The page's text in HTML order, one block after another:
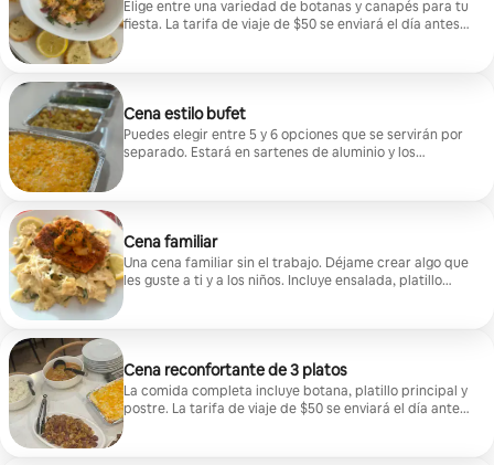
Elige entre una variedad de botanas y canapés para tu
fiesta. La tarifa de viaje de $50 se enviará el día antes
Cena estilo bufet
Puedes elegir entre 5 y 6 opciones que se servirán por
separado. Estará en sartenes de aluminio y los
Cena familiar
Una cena familiar sin el trabajo. Déjame crear algo que
les guste a ti y a los niños. Incluye ensalada, platillo
Cena reconfortante de 3 platos
La comida completa incluye botana, platillo principal y
postre. La tarifa de viaje de $50 se enviará el día antes